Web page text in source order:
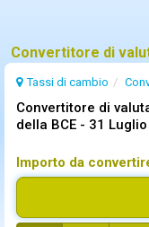
Convertitore di
Tassi di cambio
Convertitore di
della BCE - 31
Importo da